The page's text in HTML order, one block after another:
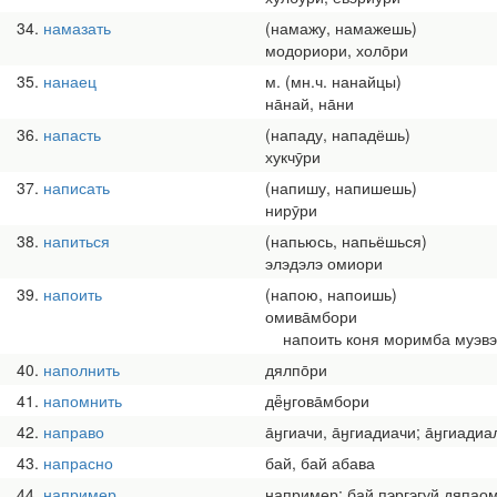
34 намазать
(намажу, намажешь)
модориори, холо̄ри
35 нанаец
м. (мн.ч. нанайцы)
на̄най, на̄ни
36 напасть
(нападу, нападёшь)
хукчӯри
37 написать
(напишу, напишешь)
нирӯри
38 напиться
(напьюсь, напьёшься)
элэдэлэ омиори
39 напоить
(напою, напоишь)
омива̄мбори
напоить коня моримба
40 наполнить
дялпо̄ри
41 напомнить
дё̄ӈгова̄мбори
42 направо
а̄ӈгиачи, а̄ӈгиадиачи;
43 напрасно
бай, бай абава